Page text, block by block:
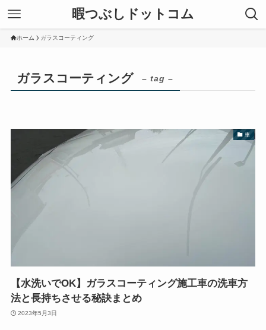
暇つぶしドットコム
ホーム ガラスコーティング
ガラスコーティング – tag –
車
【水洗いでOK】ガラスコーティング施工車の洗車方
法と長持ちさせる秘訣まとめ
2023年5月3日